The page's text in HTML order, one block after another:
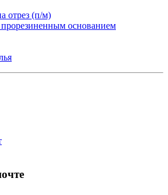
отрез (п/м)
основанием